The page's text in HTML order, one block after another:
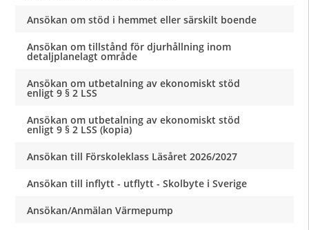
Ansökan om stöd i hemmet eller särskilt boende
Ansökan om tillstånd för djurhållning inom
detaljplanelagt område
Ansökan om utbetalning av ekonomiskt stöd
enligt 9 § 2 LSS
Ansökan om utbetalning av ekonomiskt stöd
enligt 9 § 2 LSS (kopia)
Ansökan till Förskoleklass Läsåret 2026/2027
Ansökan till inflytt - utflytt - Skolbyte i Sverige
Ansökan/Anmälan Värmepump